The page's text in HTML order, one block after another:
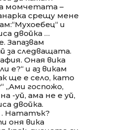
момчетата –
срещу мене
и
двойка …
Запазвам
за следващата.
Оная вика
е?“ и аз викам
ще е село, като
„Ами госпожо,
-уй, ама не е уй,
двойка.
. Нататък?
оня вика